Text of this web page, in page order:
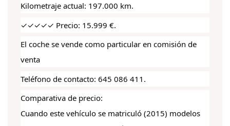
Kilometraje actual: 197.000 km.
✓✓✓✓✓ Precio: 15.999 €.
El coche se vende como particular en comisión de
venta
Teléfono de contacto: 645 086 411.
Comparativa de precio:
Cuando este vehículo se matriculó (2015) modelos